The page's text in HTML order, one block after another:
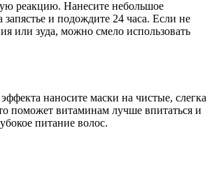
реакцию. Нанесите небольшое
запястье и подождите 24 часа. Если не
или зуда, можно смело использовать
наносите маски на чистые, слегка
поможет витаминам лучше впитаться и
питание волос.